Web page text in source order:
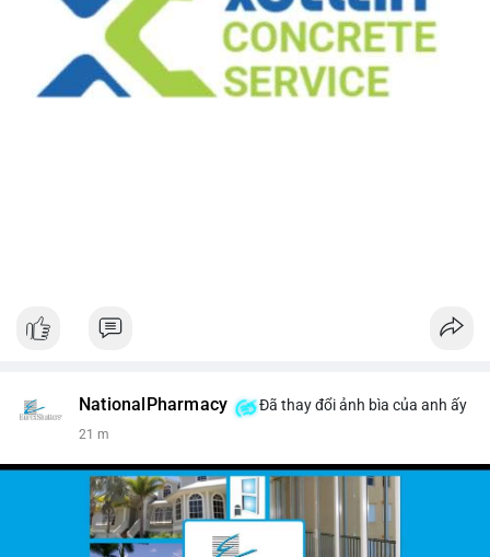
NationalPharmacy Đã thay đổi ảnh bìa của anh ấy
21 m